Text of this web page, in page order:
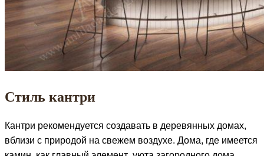
Стиль кантри
Кантри рекомендуется создавать в деревянных домах,
вблизи с природой на свежем воздухе. Дома, где имеется